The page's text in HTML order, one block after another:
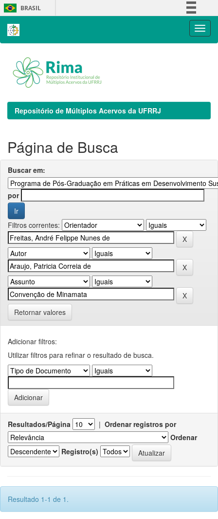
Skip
navigation
BRASIL
Repositório de Múltiplos Acervos da UFRRJ
Página de Busca
Buscar em:
por
Filtros correntes:
Retornar valores
Adicionar filtros:
Utilizar filtros para refinar o resultado de busca.
Resultados/Página | Ordenar registros por
Ordenar
Registro(s)
Resultado 1-1 de 1.